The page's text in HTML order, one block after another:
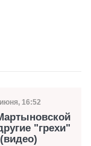
публикации
16:52
"грехи"